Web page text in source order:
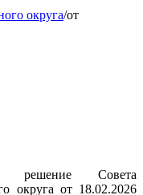
округа/от
Совета
округа от 18.02.2026